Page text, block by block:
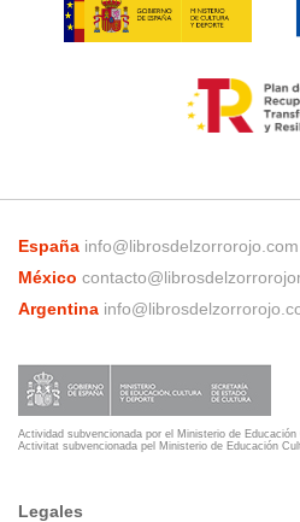
España info@librosdelzorrorojo.com
México
Argentina
Actividad subvencionada por el Ministerio de
Activitat subvencionada pel Ministerio de Educación
Legales